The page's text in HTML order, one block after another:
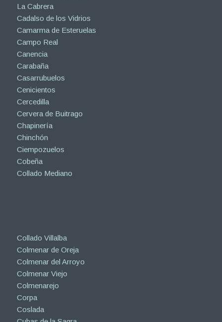
La Cabrera
Cadalso de los Vidrios
Camarma de Esteruelas
Campo Real
Canencia
Carabaña
Casarrubuelos
Cenicientos
Cercedilla
Cervera de Buitrago
Chapinería
Chinchón
Ciempozuelos
Cobeña
Collado Mediano
Collado Villalba
Colmenar de Oreja
Colmenar del Arroyo
Colmenar Viejo
Colmenarejo
Corpa
Coslada